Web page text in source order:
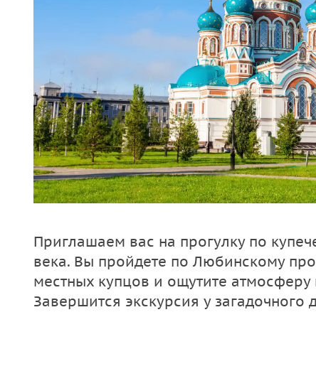
Приглашаем вас на прогулку по
века. Вы пройдете по Любинскому
местных купцов и ощутите атмосферу
Завершится экскурсия у